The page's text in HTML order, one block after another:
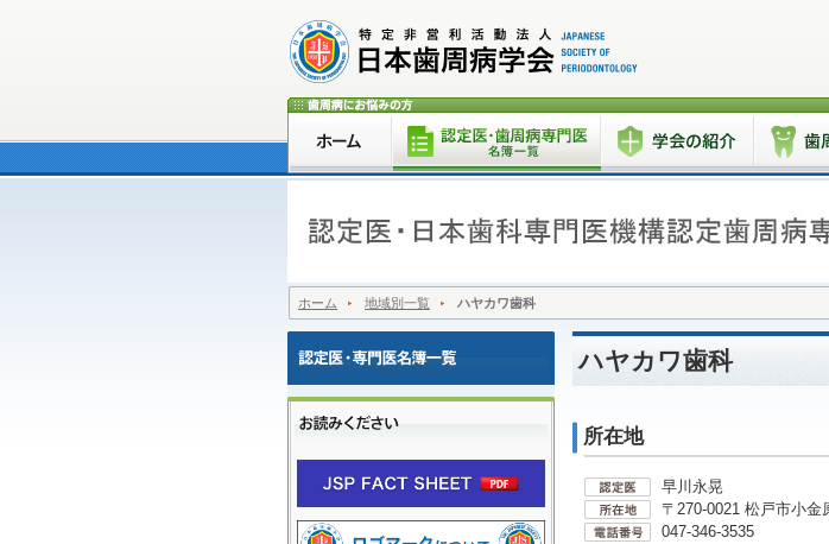
ホーム 地域別一覧 ハヤカワ歯科
ハヤカワ歯科
所在地
早川永晃
〒270-0021 松戸市小金
047-346-3535